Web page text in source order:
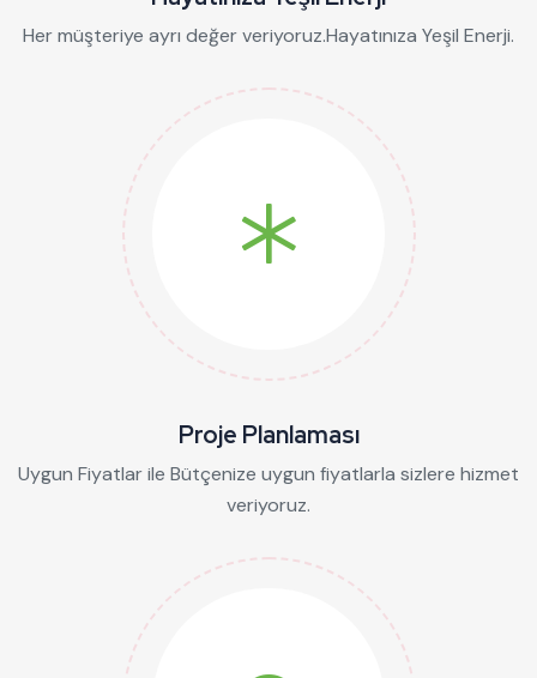
Her müşteriye ayrı değer veriyoruz.Hayatınıza Yeşil Enerji.
Proje Planlaması
Uygun Fiyatlar ile Bütçenize uygun fiyatlarla sizlere hizmet
veriyoruz.